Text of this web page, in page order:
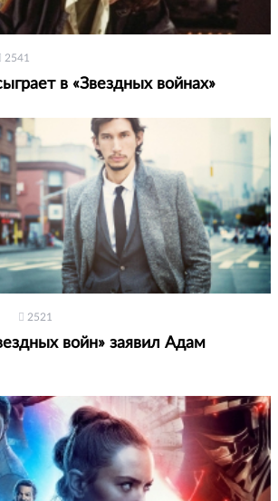
2541
в «Звездных войнах»
2521
войн» заявил Адам